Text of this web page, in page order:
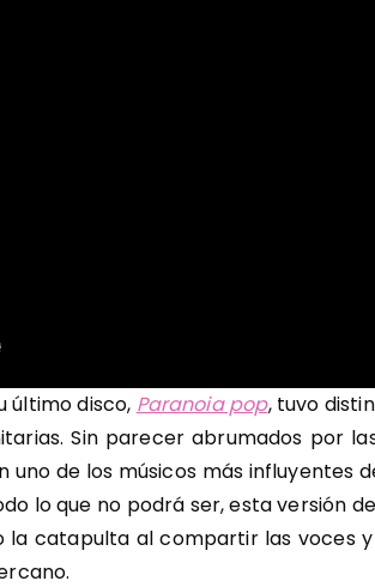
último disco, Paranoia pop, tuvo
Sin parecer abrumados por
de los músicos más influyentes
lo que no podrá ser, esta versión
catapulta al compartir las voces